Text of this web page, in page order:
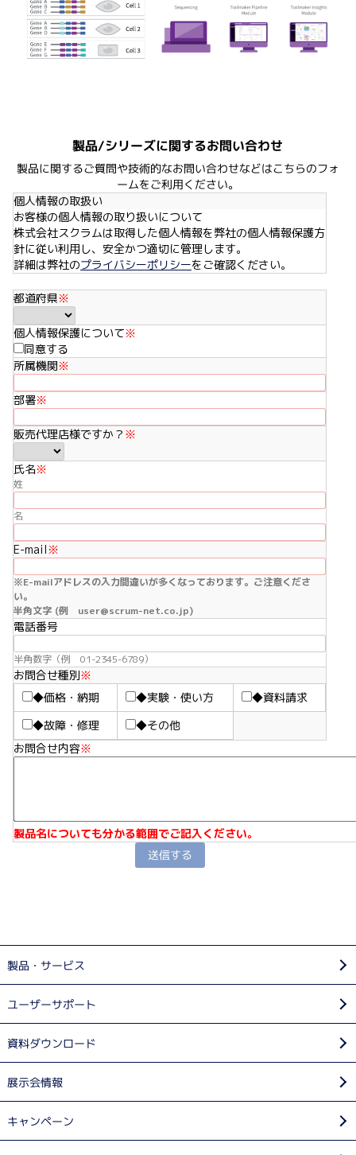
製品/シリーズに関するお問い合わせ
製品に関するご質問や技術的なお問い合わせなどはこちらのフォ
ームをご利用ください。
個人情報の取扱い
お客様の個人情報の取り扱いについて
株式会社スクラムは取得した個人情報を弊社の個人情報保護方
針に従い利用し、安全かつ適切に管理します。
詳細は弊社のプライバシーポリシーをご確認ください。
都道府県※
個人情報保護について※
同意する
所属機関※
部署※
販売代理店様ですか？ ※
氏名※
姓
名
E-mail※
※E-mailアドレスの入力間違いが多くなっております。ご注意くださ
い。
半角文字 (例 user@scrum-net.co.jp)
電話番号
半角数字（例 01-2345-6789）
お問合せ種別※
◆価格・納期 ◆実験・使い方 ◆資料請求
◆故障・修理 ◆その他
お問合せ内容※
製品名についても分かる範囲でご記入ください。
製品・サービス
ユーザーサポート
資料ダウンロード
展示会情報
キャンペーン